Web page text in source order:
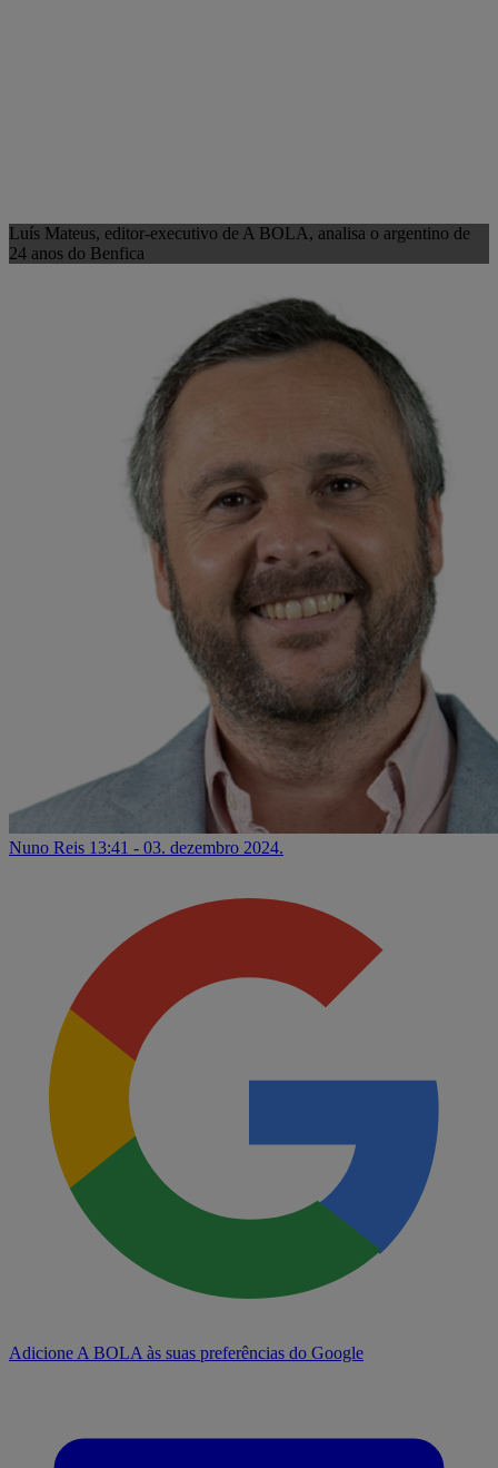
Luís Mateus, editor-executivo de A BOLA, analisa o argentino de
24 anos do Benfica
Nuno Reis 13:41 - 03. dezembro 2024.
Adicione A BOLA às suas preferências do Google